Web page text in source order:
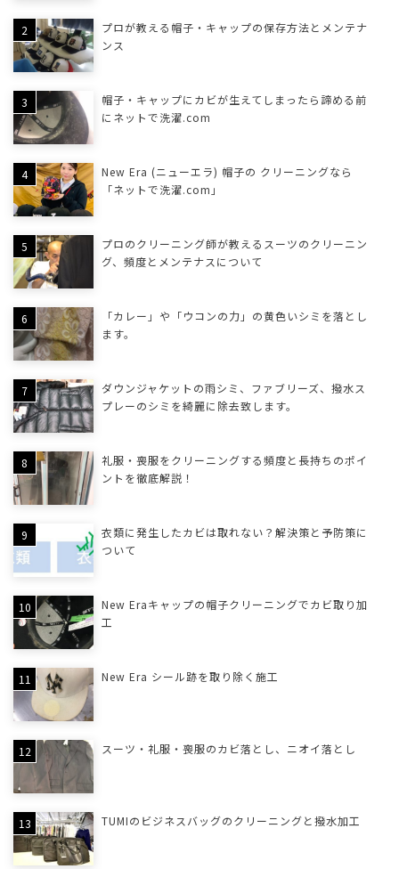
プロが教える帽子・キャップの保存方法とメンテナ
ンス
帽子・キャップにカビが生えてしまったら諦める前
にネットで洗濯.com
New Era (ニューエラ) 帽子の クリーニングなら
「ネットで洗濯.com」
プロのクリーニング師が教えるスーツのクリーニン
グ、頻度とメンテナスについて
「カレー」や「ウコンの力」の黄色いシミを落とし
ます。
ダウンジャケットの雨シミ、ファブリーズ、撥水ス
プレーのシミを綺麗に除去致します。
礼服・喪服をクリーニングする頻度と長持ちのポイ
ントを徹底解説！
衣類に発生したカビは取れない？解決策と予防策に
ついて
New Eraキャップの帽子クリーニングでカビ取り加
工
New Era シール跡を取り除く施工
スーツ・礼服・喪服のカビ落とし、ニオイ落とし
TUMIのビジネスバッグのクリーニングと撥水加工